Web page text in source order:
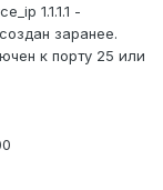
1.1.1.1 -
заранее.
к порту 25 или